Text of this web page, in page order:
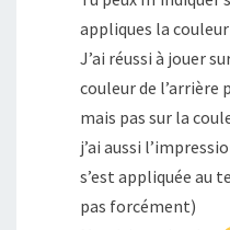
appliques la
J’ai réussi à jouer
couleur de l’arrière
mais pas sur la
j’ai aussi
s’est appliquée au
pas forcément)